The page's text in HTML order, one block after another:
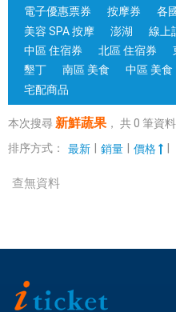
電子優惠票券
按摩券 各
美容 SPA 按摩
澎湖 線上
中區 住宿券
北區 住宿券
墾丁
南區 美食 中區 美食
宅配商品
本次搜尋 新鮮蔬果 ， 共0 筆資
排序方式：
最新 銷量 價格
查無資料